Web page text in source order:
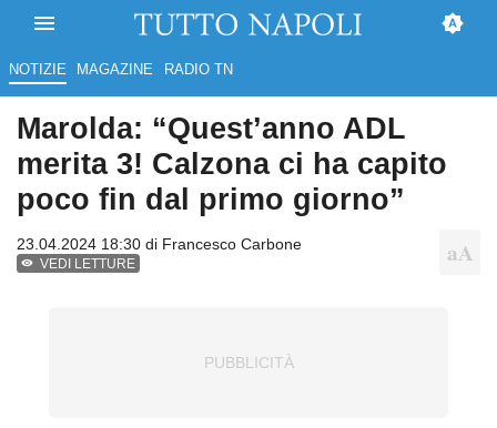
NOTIZIE MAGAZINE RADIO TN
Marolda: “Quest’anno ADL
merita 3! Calzona ci ha capito
poco fin dal primo giorno”
23.04.2024 18:30 di Francesco Carbone
VEDI LETTURE